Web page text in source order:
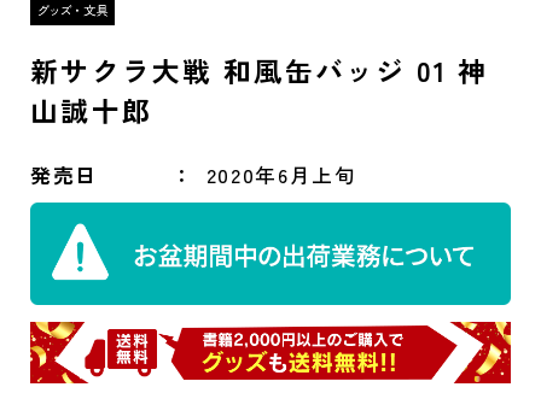
新サクラ大戦 和風缶バッジ 01 神
山誠十郎
発売日 2020年6月上旬